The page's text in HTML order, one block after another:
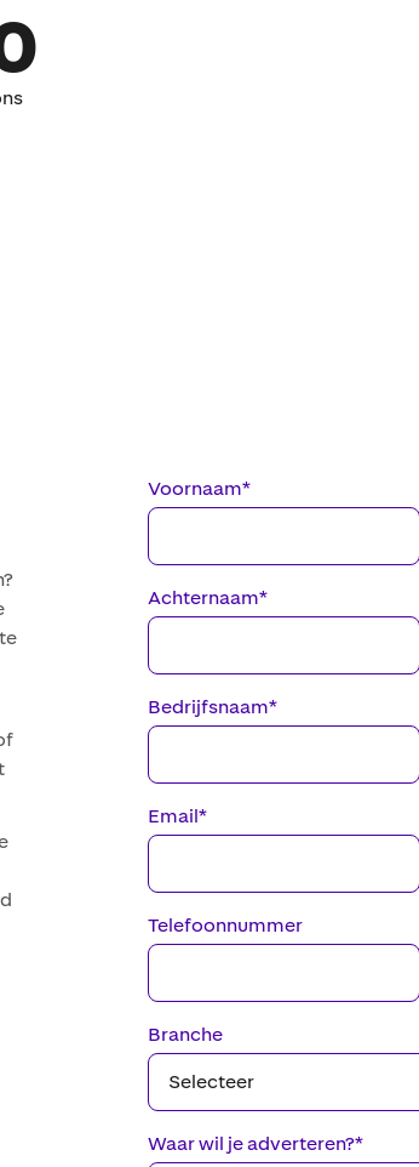
Voornaam*
Achternaam*
Bedrijfsnaam*
Email*
Telefoonnummer
Branche
Waar wil je adverteren?*